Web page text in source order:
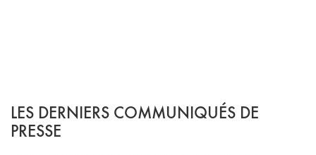
LES DERNIERS COMMUNIQUÉS DE
PRESSE